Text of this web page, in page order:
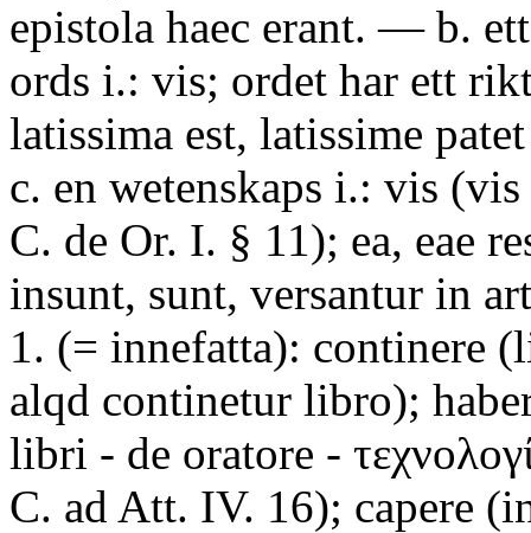
epistola haec erant. — b.
ords i.: vis; ordet har ett
latissima est, latissime
c. en wetenskaps i.: vis (vis
C. de Or. I. § 11); ea, eae
insunt, sunt, versantur in
1. (= innefatta): continere
alqd continetur libro);
libri - de oratore -
C. ad Att. IV. 16); capere